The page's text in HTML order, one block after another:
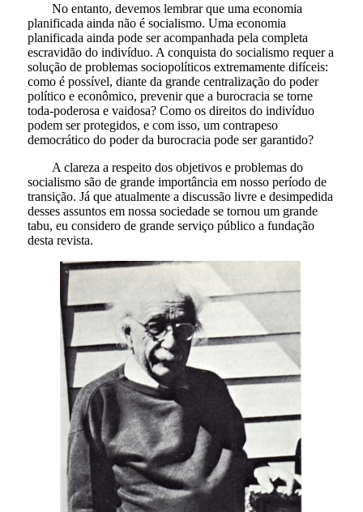
No entanto, devemos lembrar que uma economia
planificada ainda não é socialismo. Uma economia
planificada ainda pode ser acompanhada pela completa
escravidão do indivíduo. A conquista do socialismo requer a
solução de problemas sociopolíticos extremamente difíceis:
como é possível, diante da grande centralização do poder
político e econômico, prevenir que a burocracia se torne
toda-poderosa e vaidosa? Como os direitos do indivíduo
podem ser protegidos, e com isso, um contrapeso
democrático do poder da burocracia pode ser garantido?
A clareza a respeito dos objetivos e problemas do
socialismo são de grande importância em nosso período de
transição. Já que atualmente a discussão livre e desimpedida
desses assuntos em nossa sociedade se tornou um grande
tabu, eu considero de grande serviço público a fundação
desta revista.